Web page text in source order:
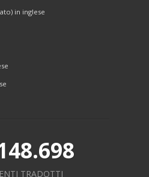
in inglese
TRADOTTI